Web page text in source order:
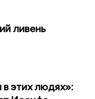
ливень
этих людях»: